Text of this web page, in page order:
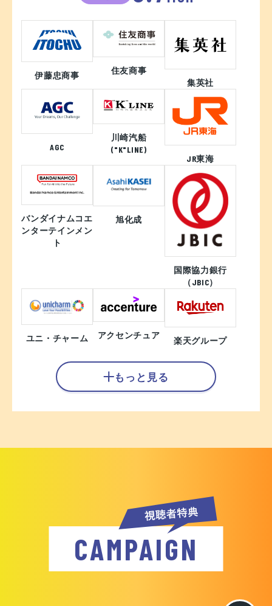
伊藤忠商事
住友商事
集英社
AGC
川崎汽船
("K"LINE)
JR東海
バンダイナムコエ
ンターテインメン
ト
旭化成
国際協力銀行
（JBIC）
ユニ・チャーム アクセンチュア
楽天グループ
もっと見る
CAMPAIGN